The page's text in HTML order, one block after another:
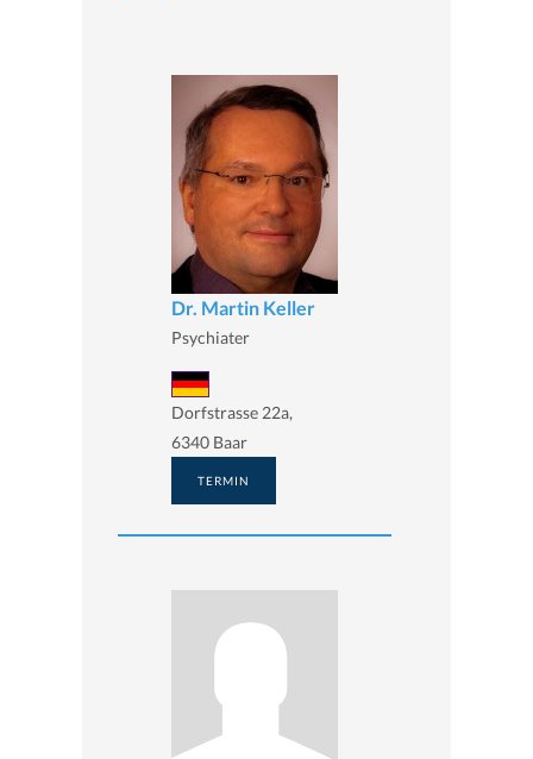
Dr. Martin Keller
Psychiater
Dorfstrasse 22a,
6340 Baar
TERMIN